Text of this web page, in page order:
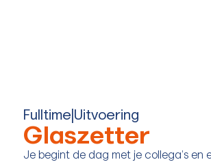
Fulltime Uitvoering
Glaszetter
Je begint de dag met je collega’s en